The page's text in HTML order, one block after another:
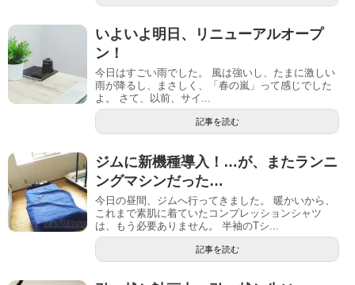
いよいよ明日、リニューアルオープ
ン！
今日はすごい雨でした。 風は強いし、たまに激しい
雨が降るし、まさしく、「春の嵐」って感じでした
よ。 さて、以前、サイ...
記事を読む
ジムに新機種導入！…が、またランニ
ングマシンだった…
今日の昼間、ジムへ行ってきました。 暖かいから、
これまで素肌に着ていたコンプレッションシャツ
は、もう必要ありません。 半袖のTシ...
記事を読む